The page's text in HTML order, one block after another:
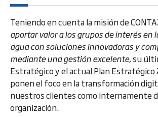
Teniendo en cuenta la misión de
aportar valor a los grupos de interés en
agua con soluciones innovadoras y
mediante una gestión excelente,su
Estratégico y el actual Plan
ponen el foco en la transformación
nuestros clientes como internamente
organización.